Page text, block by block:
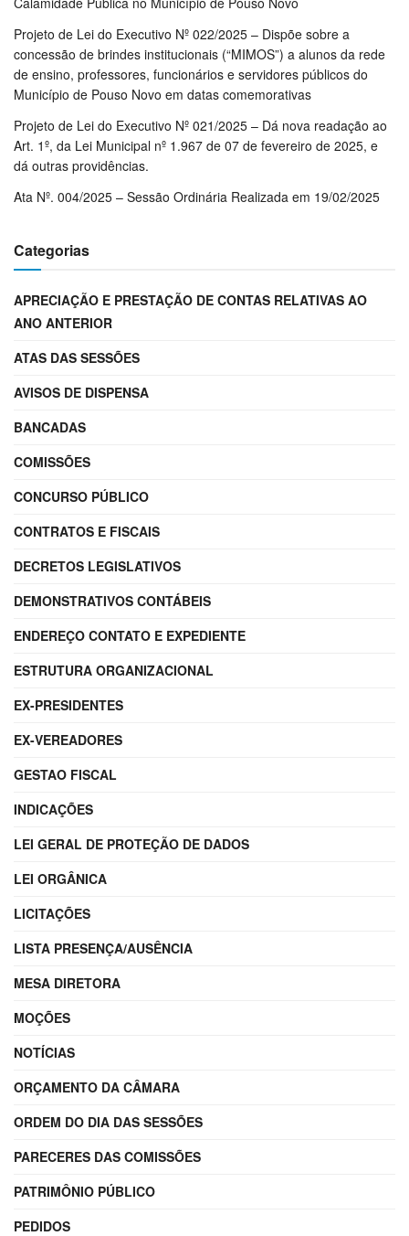
Projeto de Lei do Executivo Nº 022/2025 – Dispõe sobre a
concessão de brindes institucionais (“MIMOS”) a alunos da rede
de ensino, professores, funcionários e servidores públicos do
Município de Pouso Novo em datas comemorativas
Projeto de Lei do Executivo Nº 021/2025 – Dá nova readação ao
Art. 1º, da Lei Municipal nº 1.967 de 07 de fevereiro de 2025, e
dá outras providências.
Ata Nº. 004/2025 – Sessão Ordinária Realizada em 19/02/2025
Categorias
APRECIAÇÃO E PRESTAÇÃO DE CONTAS RELATIVAS AO
ANO ANTERIOR
ATAS DAS SESSÕES
AVISOS DE DISPENSA
BANCADAS
COMISSÕES
CONCURSO PÚBLICO
CONTRATOS E FISCAIS
DECRETOS LEGISLATIVOS
DEMONSTRATIVOS CONTÁBEIS
ENDEREÇO CONTATO E EXPEDIENTE
ESTRUTURA ORGANIZACIONAL
EX-PRESIDENTES
EX-VEREADORES
GESTAO FISCAL
INDICAÇÕES
LEI GERAL DE PROTEÇÃO DE DADOS
LEI ORGÂNICA
LICITAÇÕES
LISTA PRESENÇA/AUSÊNCIA
MESA DIRETORA
MOÇÕES
NOTÍCIAS
ORÇAMENTO DA CÂMARA
ORDEM DO DIA DAS SESSÕES
PARECERES DAS COMISSÕES
PATRIMÔNIO PÚBLICO
PEDIDOS